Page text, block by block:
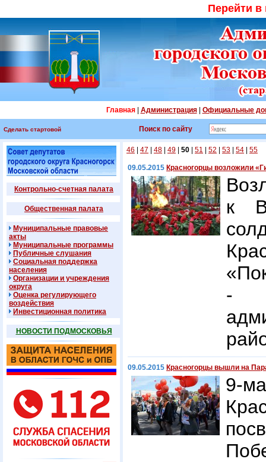
Перейти
Главная| Администрация| Официальные
Сделать стартовой Поиск по сайту
Контрольно-счетная палата
Общественная палата
Муниципальные правовые
акты
Муниципальные программы
Публичные слушания
Социальная поддержка
населения
Организации и учреждения
округа
Оценка регулирующего
воздействия
Инвестиционная политика
НОВОСТИ ПОДМОСКОВЬЯ
46 47 48 49 50 51 52 53 54 55
09.05.2015 Красногорцы возложили
к
-
09.05.2015 Красногорцы вышли на
9-